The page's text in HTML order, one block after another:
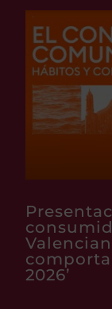
2026’